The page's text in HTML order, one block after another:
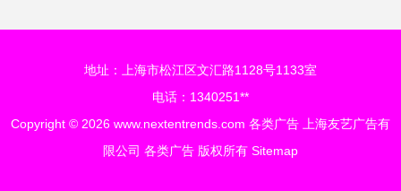
地址：上海市松江区文汇路1128号1133室
电话：1340251**
Copyright © 2026 www.nextentrends.com 各类广告
上海友艺广告有
限公司 各类广告 版权所有 Sitemap